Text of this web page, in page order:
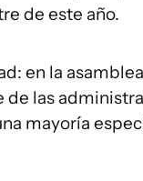
de este año.
en la
las
mayoría